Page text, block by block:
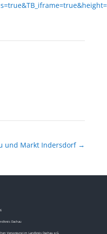
und Markt Indersdorf →
Dachau
Versorgung im Landkreis Dachau e.G.